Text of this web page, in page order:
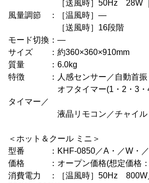
［送風時］50Hz 28W ｜
風量調節 ：［温風時］―
［送風時］16段階
モード切換：―
サイズ ：約360×360×910mm
質量 ：6.0kg
特徴 ：人感センサー／自動首振
オフタイマー(1・2・3・4h)
タイマー／
液晶リモコン／チャイルド
＜ホット＆クール ミニ＞
型番 ：KHF-0850／A・／W・
価格 ：オープン価格(想定価格：
消費電力 ：［温風時］50Hz 800W